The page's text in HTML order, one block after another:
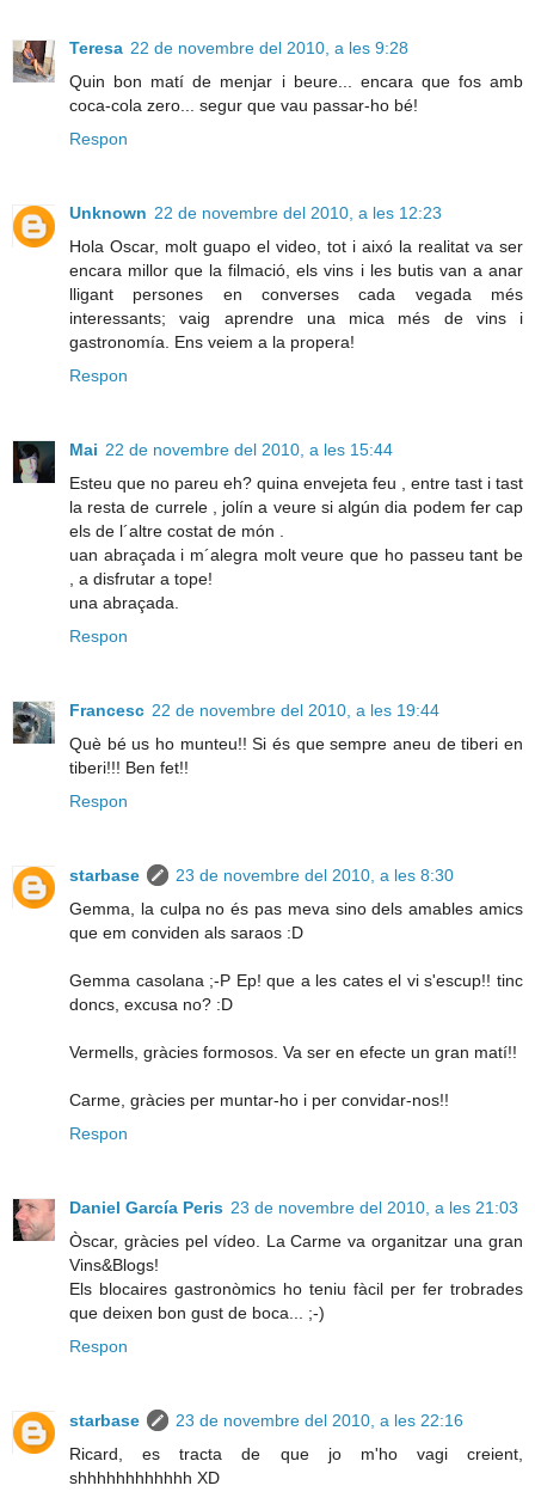
Teresa 22 de novembre del 2010, a les 9:28
Quin bon matí de menjar i beure... encara que fos amb
coca-cola zero... segur que vau passar-ho bé!
Respon
Unknown 22 de novembre del 2010, a les 12:23
Hola Oscar, molt guapo el video, tot i aixó la realitat va ser
encara millor que la filmació, els vins i les butis van a anar
lligant persones en converses cada vegada més
interessants; vaig aprendre una mica més de vins i
gastronomía. Ens veiem a la propera!
Respon
Mai 22 de novembre del 2010, a les 15:44
Esteu que no pareu eh? quina envejeta feu , entre tast i tast
la resta de currele , jolín a veure si algún dia podem fer cap
els de l´altre costat de món .
uan abraçada i m´alegra molt veure que ho passeu tant be
, a disfrutar a tope!
una abraçada.
Respon
Francesc 22 de novembre del 2010, a les 19:44
Què bé us ho munteu!! Si és que sempre aneu de tiberi en
tiberi!!! Ben fet!!
Respon
starbase
23 de novembre del 2010, a les 8:30
Gemma, la culpa no és pas meva sino dels amables amics
que em conviden als saraos :D
Gemma casolana ;-P Ep! que a les cates el vi s'escup!! tinc
doncs, excusa no? :D
Vermells, gràcies formosos. Va ser en efecte un gran matí!!
Carme, gràcies per muntar-ho i per convidar-nos!!
Respon
Daniel García Peris 23 de novembre del 2010, a les 21:03
Òscar, gràcies pel vídeo. La Carme va organitzar una gran
Vins&Blogs!
Els blocaires gastronòmics ho teniu fàcil per fer trobrades
que deixen bon gust de boca... ;-)
Respon
starbase
23 de novembre del 2010, a les 22:16
Ricard, es tracta de que jo m'ho vagi creient,
shhhhhhhhhhhh XD